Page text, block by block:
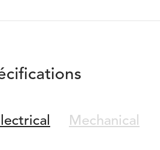
Mechanical